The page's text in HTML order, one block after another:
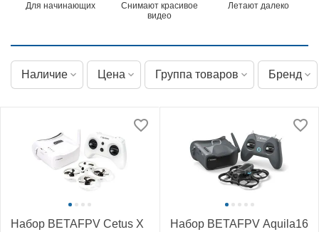
Для начинающих
Снимают красивое
видео
Летают далеко
Наличие Цена Группа товаров Бренд
Набор BETAFPV Cetus X
Набор BETAFPV Aquila16